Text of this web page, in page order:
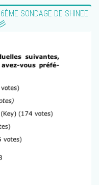
SONDAGE DE SHINEE